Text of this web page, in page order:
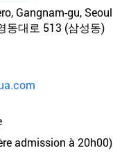
Gangnam-gu, Seoul
동대로 513 (삼성동)
admission à 20h00)